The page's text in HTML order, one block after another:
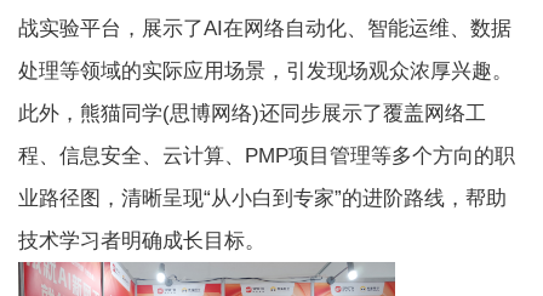
战实验平台，展示了AI在网络自动化、智能运维、数据
处理等领域的实际应用场景，引发现场观众浓厚兴趣。
此外，熊猫同学(思博网络)还同步展示了覆盖网络工
程、信息安全、云计算、PMP项目管理等多个方向的职
业路径图，清晰呈现“从小白到专家”的进阶路线，帮助
技术学习者明确成长目标。